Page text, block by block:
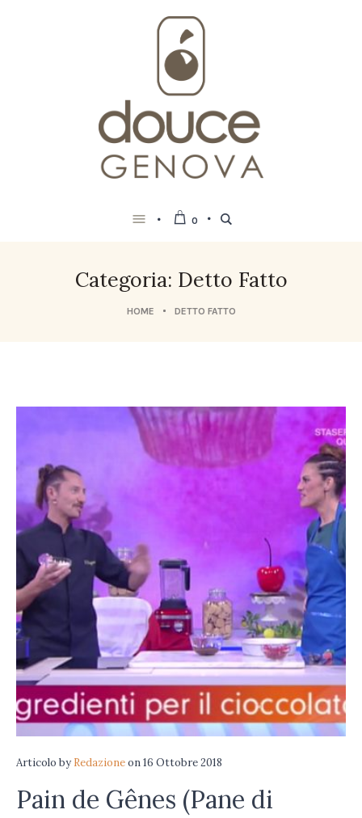
0
Categoria: Detto Fatto
HOME DETTO FATTO
Articolo by Redazioneon16 Ottobre 2018
Pain de Gênes (Pane di